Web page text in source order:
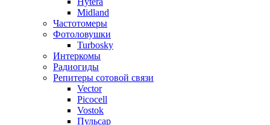
Midland
Частотомеры
Фотоловушки
Turbosky
Интеркомы
Радиогиды
Репитеры сотовой связи
Vector
Picocell
Vostok
Пульсар